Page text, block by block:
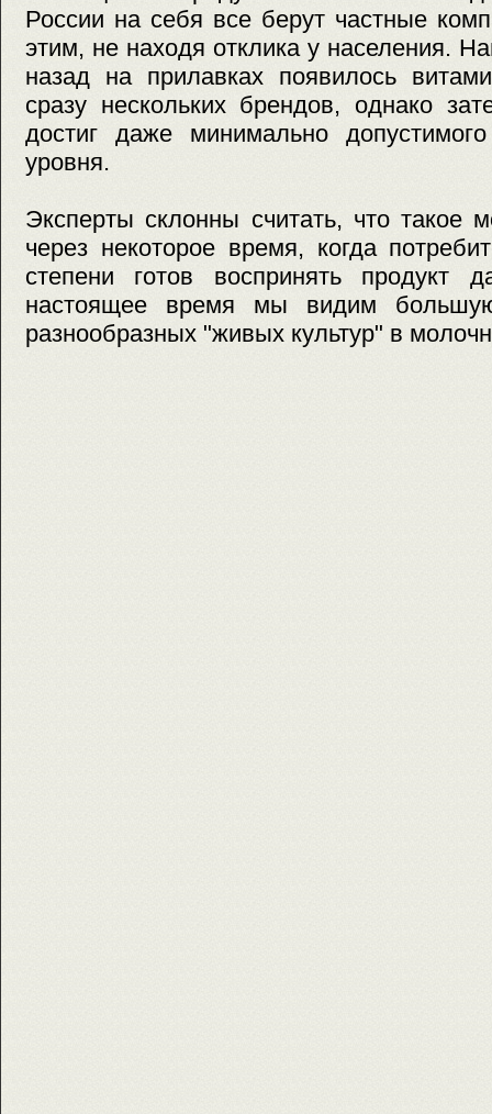
России на себя все берут частные
этим, не находя отклика у населения.
назад на прилавках появилось
сразу нескольких брендов, однако
достиг даже минимально
уровня.
Эксперты склонны считать, что такое
через некоторое время, когда
степени готов воспринять продукт
настоящее время мы видим
разнообразных "живых культур" в